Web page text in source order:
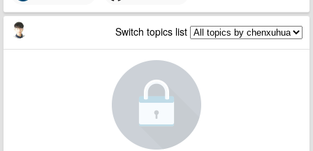
Switch topics list